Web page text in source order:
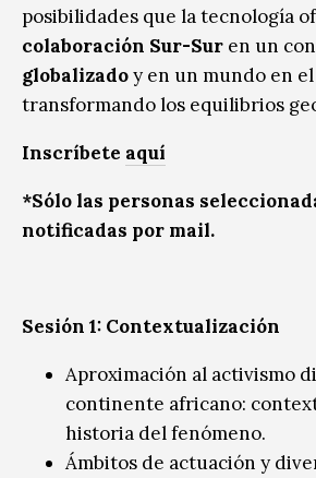
posibilidades que la tecnología
colaboración Sur-Sur en un
globalizadoy en un mundo en
transformando los equilibrios
Inscríbete aquí
*Sólo las personas
notificadas por mail.
Sesión 1: Contextualización
Aproximación al activismo
continente africano:
historia del fenómeno.
Ámbitos de actuación y